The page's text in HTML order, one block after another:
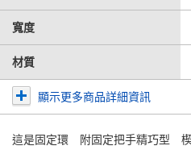
寬度
材質
顯示更多商品詳細資訊
這是固定環 附固定把手精巧型